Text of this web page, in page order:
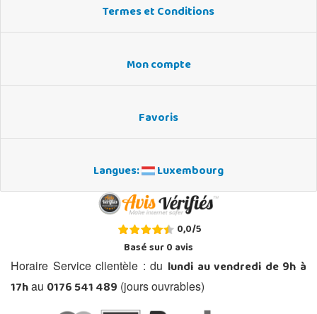
Termes et Conditions
Mon compte
Favoris
Langues: Luxembourg
0,0/5
Basé sur0avis
Horaire Service clientèle : du lundi au vendredi de 9h à
17hau 0176 541 489 (jours ouvrables)